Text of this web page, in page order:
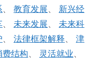
、 教育发展、 新兴经
、 未来发展、 未来科
、 法律框架解释、 津
费结构、 灵活就业、